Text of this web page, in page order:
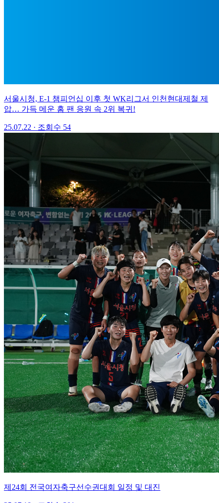
서울시청, E-1 챔피언십 이후 첫 WK리그서 인천현대제철 제
압… 가득 메운 홈 팬 응원 속 2위 복귀!
25.07.22 · 조회수 54
제24회 전국여자축구선수권대회 일정 및 대진